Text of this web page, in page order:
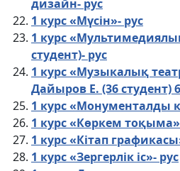
дизайн- рус
1 курс «Мүсін»- рус
1 курс
студент)- рус
1 курс «Музыкалық
Дайыров Е. (36 студент)
1 курс «Монументалды
1 курс «Көркем
1 курс «Кітап
1 курс «Зергерлік іс»- рус